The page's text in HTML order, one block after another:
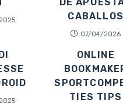
CABALLOS
07/04/2026
ONLINE
TIES TIPS